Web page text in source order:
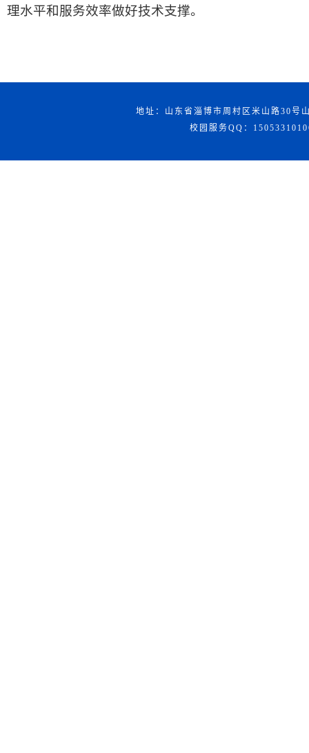
理水平和服务效率做好技术支撑。
地址：山东省淄博市周村区米山路30号
校园服务QQ：